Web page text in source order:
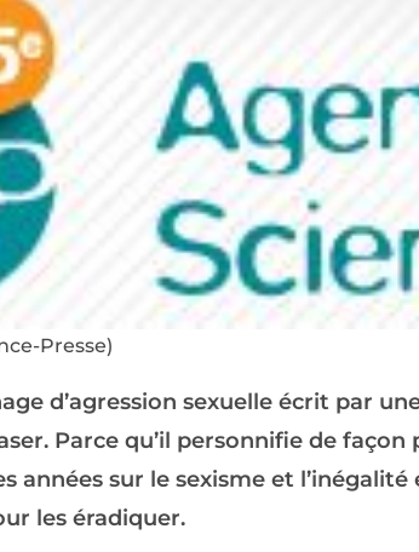
Presse)
d’agression sexuelle écrit par
Parce qu’il personnifie de
années sur le sexisme et
les éradiquer.